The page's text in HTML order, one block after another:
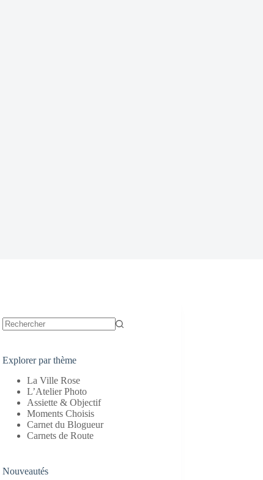
Explorer par thème
La Ville Rose
L’Atelier Photo
Assiette & Objectif
Moments Choisis
Carnet du Blogueur
Carnets de Route
Nouveautés